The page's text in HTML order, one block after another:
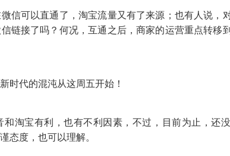
信可以直通了，淘宝流量又有了来源；也有人说，
链接了吗？何况，互通之后，商家的运营重点转移
淘宝有利，也有不利因素，不过，目前为止，还
态度，也可以理解。